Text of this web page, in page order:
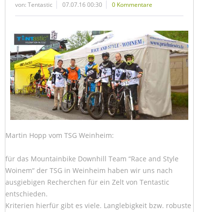
von: Tentastic 07.07.16 00:30 0 Kommentare
Martin Hopp vom TSG Weinheim:
für das Mountainbike Downhill Team “Race and Style
Woinem“ der TSG in Weinheim haben wir uns nach
ausgiebigen Recherchen für ein Zelt von Tentastic
entschieden.
Kriterien hierfür gibt es viele. Langlebigkeit bzw. robuste